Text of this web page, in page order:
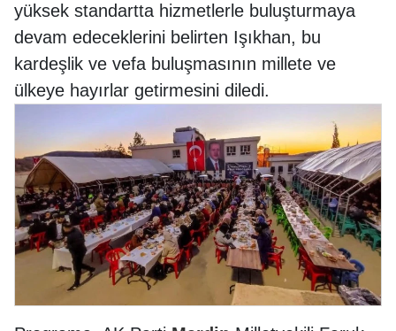
yüksek standartta hizmetlerle buluşturmaya
devam edeceklerini belirten Işıkhan, bu
kardeşlik ve vefa buluşmasının millete ve
ülkeye hayırlar getirmesini diledi.